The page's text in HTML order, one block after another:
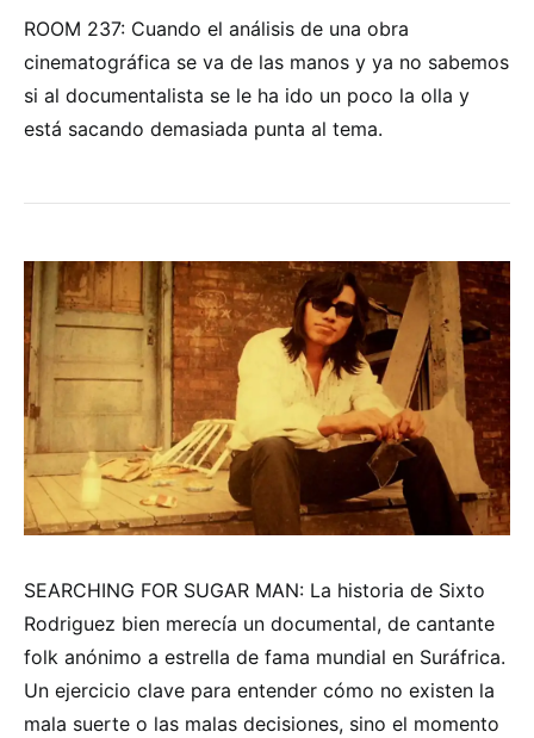
ROOM 237: Cuando el análisis de una obra
cinematográfica se va de las manos y ya no sabemos
si al documentalista se le ha ido un poco la olla y
está sacando demasiada punta al tema.
SEARCHING FOR SUGAR MAN: La historia de Sixto
Rodriguez bien merecía un documental, de cantante
folk anónimo a estrella de fama mundial en Suráfrica.
Un ejercicio clave para entender cómo no existen la
mala suerte o las malas decisiones, sino el momento